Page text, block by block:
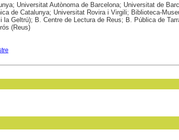
Universitat Autònoma de Barcelona; Universitat de
de Catalunya; Universitat Rovira i Virgili; Biblioteca-
la Geltrú); B. Centre de Lectura de Reus; B. Pública de
(Reus)